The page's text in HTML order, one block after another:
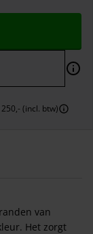
(incl. btw)
van
Het zorgt